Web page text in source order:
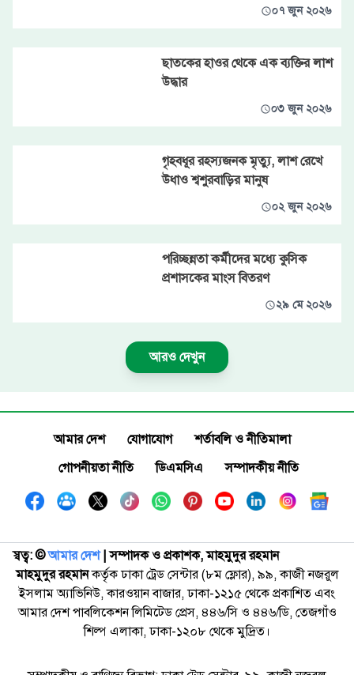
০৭ জুন ২০২৬
ছাতকের হাওর থেকে এক ব্যক্তির লাশ
উদ্ধার
০৩ জুন ২০২৬
গৃহবধূর রহস্যজনক মৃত্যু, লাশ রেখে
উধাও শ্বশুরবাড়ির মানুষ
০২ জুন ২০২৬
পরিচ্ছন্নতা কর্মীদের মধ্যে কুসিক
প্রশাসকের মাংস বিতরণ
২৯ মে ২০২৬
আরও দেখুন
আমার দেশ যোগাযোগ
শর্তাবলি ও নীতিমালা
গোপনীয়তা নীতি
ডিএমসিএ সম্পাদকীয় নীতি
স্বত্ব: ©️আমার দেশ| সম্পাদক ও প্রকাশক, মাহমুদুর রহমান
মাহমুদুর রহমানকর্তৃক ঢাকা ট্রেড সেন্টার (৮ম ফ্লোর), ৯৯, কাজী নজরুল
ইসলাম অ্যাভিনিউ, কারওয়ান বাজার, ঢাকা-১২১৫ থেকে প্রকাশিত এবং
আমার দেশ পাবলিকেশন লিমিটেড প্রেস, ৪৪৬/সি ও ৪৪৬/ডি, তেজগাঁও
শিল্প এলাকা, ঢাকা-১২০৮ থেকে মুদ্রিত।